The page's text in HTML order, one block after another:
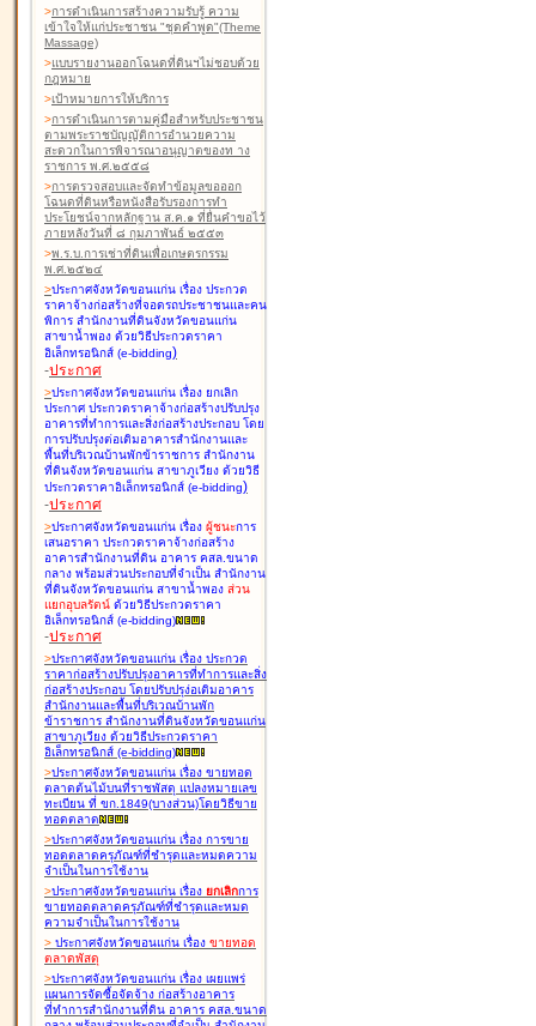
>การดำเนินการสร้างความรับรู้ ความ
เข้าใจให้แก่ประชาชน "ชุดคำพูด"(Theme
Massage)
>แบบรายงานออกโฉนดที่ดินฯไม่ชอบด้วย
กฎหมาย
>เป้าหมายการให้บริการ
>การดำเนินการตามคู่มือสำหรับประชาชน
ตามพระราชบัญญัติการอำนวยความ
สะดวกในการพิจารณาอนุญาตของท าง
ราชการ พ.ศ.๒๕๕๘
>การตรวจสอบและจัดทำข้อมูลขอออก
โฉนดที่ดินหรือหนังสือรับรองการทำ
ประโยชน์จากหลักฐาน ส.ค.๑ ที่ยื่นคำขอไว้
ภายหลังวันที่ ๘ กุมภาพันธ์ ๒๕๕๓
>พ.ร.บ.การเช่าที่ดินเพื่อเกษตรกรรม
พ.ศ.๒๕๒๔
>ประกาศจังหวัดขอนแก่น เรื่อง ประกวด
ราคาจ้างก่อสร้างที่จอดรถประชาชนและคน
พิการ สำนักงานที่ดินจังหวัดขอนแก่น
สาขาน้ำพอง ด้วยวิธีประกวดราคา
อิเล็กทรอนิกส์ (e-bidding)
-ประกาศ
>ประกาศจังหวัดขอนแก่น เรื่อง ยกเลิก
ประกาศ ประกวดราคาจ้างก่อสร้างปรับปรุง
อาคารที่ทำการและสิ่งก่อสร้างประกอบ โดย
การปรับปรุงต่อเติมอาคารสำนักงานและ
พื้นที่บริเวณบ้านพักข้าราชการ สำนักงาน
ที่ดินจังหวัดขอนแก่น สาขาภูเวียง ด้วยวิธี
ประกวดราคาอิเล็กทรอนิกส์ (e-bidding)
-ประกาศ
>ประกาศจังหวัดขอนแก่น เรื่อง ผู้ชนะการ
เสนอราคา ประกวดราคาจ้างก่อสร้าง
อาคารสำนักงานที่ดิน อาคาร คสล.ขนาด
กลาง พร้อมส่วนประกอบที่จำเป็น สำนักงาน
ที่ดินจังหวัดขอนแก่น สาขาน้ำพอง ส่วน
แยกอุบลรัตน์ ด้วยวิธีประกวดราคา
อิเล็กทรอนิกส์ (e-bidding)
-ประกาศ
>ประกาศจังหวัดขอนแก่น เรื่อง ประกวด
ราคาก่อสร้างปรับปรุงอาคารที่ทำการและสิ่ง
ก่อสร้างประกอบ โดยปรับปรุง่อเติมอาคาร
สำนักงานและพื้นที่บริเวณบ้านพัก
ข้าราชการ สำนักงานที่ดินจังหวัดขอนแก่น
สาขาภูเวียง ด้วยวิธีประกวดราคา
อิเล็กทรอนิกส์ (e-bidding)
>ประกาศจังหวัดขอนแก่น เรื่อง ขายทอด
ตลาดต้นไม้บนที่ราชพัสดุ แปลงหมายเลข
ทะเบียน ที่ ขก.1849(บางส่วน)โดยวิธีขาย
ทอดตลาด
>ประกาศจังหวัดขอนแก่น เรื่อง การขาย
ทอดตลาดครุภัณฑ์ที่ชำรุดและหมดความ
จำเป็นในการใช้งาน
>ประกาศจังหวัดขอนแก่น เรื่อง ยกเลิกการ
ขายทอดตลาดครุภัณฑ์ที่ชำรุดและหมด
ความจำเป็นในการใช้งาน
> ประกาศจังหวัดขอนแก่น เรื่อง ขายทอด
ตลาดพัสดุ
>ประกาศจังหวัดขอนแก่น เรื่อง เผยแพร่
แผนการจัดซื้อจัดจ้าง ก่อสร้างอาคาร
ที่ทำการสำนักงานที่ดิน อาคาร คสล.ขนาด